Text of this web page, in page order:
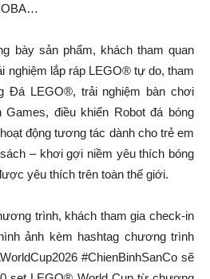
bày sản phẩm, khách tham quan
nghiệm lắp ráp LEGO® tự do, tham
Đá LEGO®, trải nghiệm bàn chơi
Games, điều khiển Robot đá bóng
động tương tác dành cho trẻ em
– khơi gợi niềm yêu thích bóng
yêu thích trên toàn thế giới.
trình, khách tham gia check-in
ảnh kèm hashtag chương trình
#ChienBinhSanCo sẽ